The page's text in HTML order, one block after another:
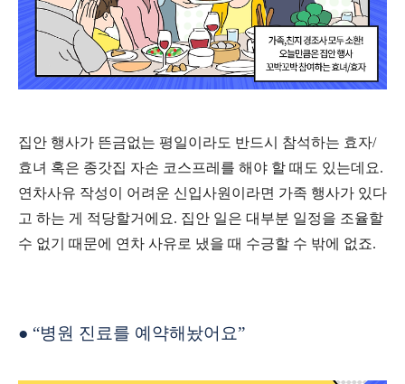
집안 행사가 뜬금없는 평일이라도 반드시 참석하는 효자/
효녀 혹은 종갓집 자손 코스프레를 해야 할 때도 있는데요.
연차사유 작성이 어려운 신입사원이라면 가족 행사가 있다
고 하는 게 적당할거에요. 집안 일은 대부분 일정을 조율할
수 없기 때문에 연차 사유로 냈을 때 수긍할 수 밖에 없죠.
● “병원 진료를 예약해놨어요”